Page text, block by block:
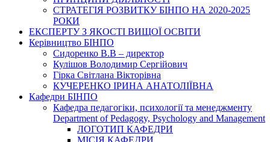
СТРАТЕГІЯ РОЗВИТКУ БІНПО НА 2020-2025
РОКИ
ЕКСПЕРТУ З ЯКОСТІ ВИЩОЇ ОСВІТИ
Керівництво БІНПО
Сидоренко В.В – директор
Кулішов Володимир Сергійович
Гірка Світлана Вікторівна
КУЧЕРЕНКО ІРИНА АНАТОЛІЇВНА
Кафедри БІНПО
Кафедра педагогіки, психології та менеджменту
Department of Pedagogy, Psychology and Management
ЛОГОТИП КАФЕДРИ
МІСІЯ КАФЕДРИ